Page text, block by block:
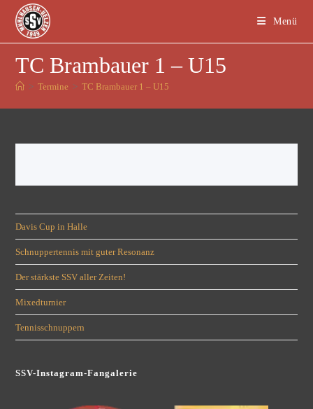
Menü
TC Brambauer 1 – U15
> Termine > TC Brambauer 1 – U15
Davis Cup in Halle
Schnuppertennis mit guter Resonanz
Der stärkste SSV aller Zeiten!
Mixedturnier
Tennisschnuppern
SSV-Instagram-Fangalerie